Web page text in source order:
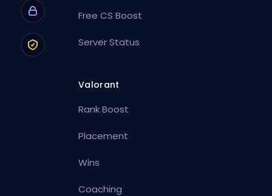
Free CS Boost
Server Status
Valorant
Rank Boost
Placement
Wins
Coaching